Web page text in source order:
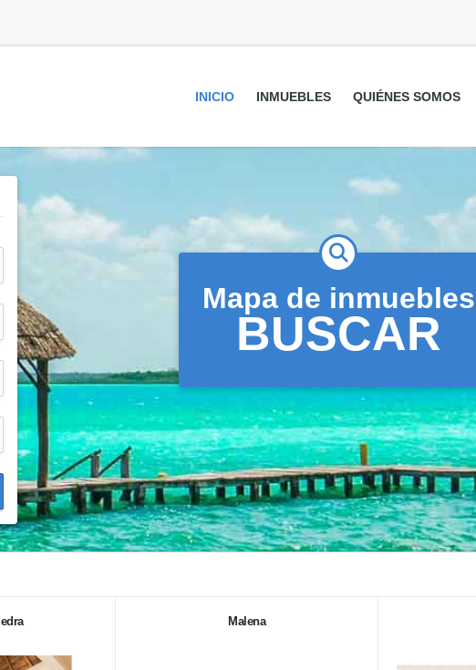
INICIO INMUEBLES QUIÉNES SOMOS
Mapa de inmuebles
BUSCAR
Malena